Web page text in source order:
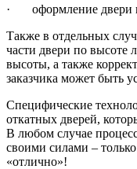
· оформление двери
Также в отдельных
части двери по высоте
высоты, а также
заказчика может быть
Специфические
откатных дверей,
В любом случае
своими силами –
«отлично»!